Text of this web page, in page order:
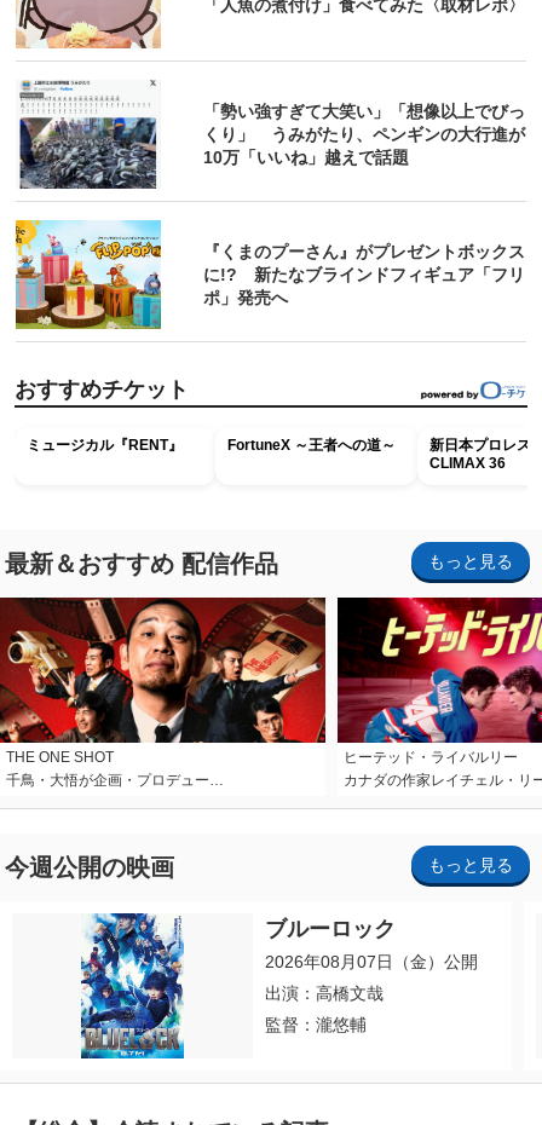
「人魚の煮付け」食べてみた〈取材レポ〉
「勢い強すぎて大笑い」「想像以上でびっ
くり」 うみがたり、ペンギンの大行進が
10万「いいね」越えで話題
『くまのプーさん』がプレゼントボックス
に!? 新たなブラインドフィギュア「フリ
ポ」発売へ
おすすめチケット
ミュージカル『RENT』 FortuneX ～王者への道～
新日本プロレス
CLIMAX 36
最新＆おすすめ 配信作品 もっと見る
THE ONE SHOT
千鳥・大悟が企画・プロデュー…
ヒーテッド・ライバルリー
カナダの作家レイチェル・リ
今週公開の映画 もっと見る
ブルーロック
2026年08月07日（金）公開
出演：高橋文哉
監督：瀧悠輔